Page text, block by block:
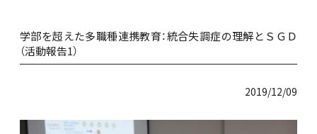
学部を超えた多職種連携教育：統合失調症の理解とＳＧＤ
（活動報告1）
2019/12/09